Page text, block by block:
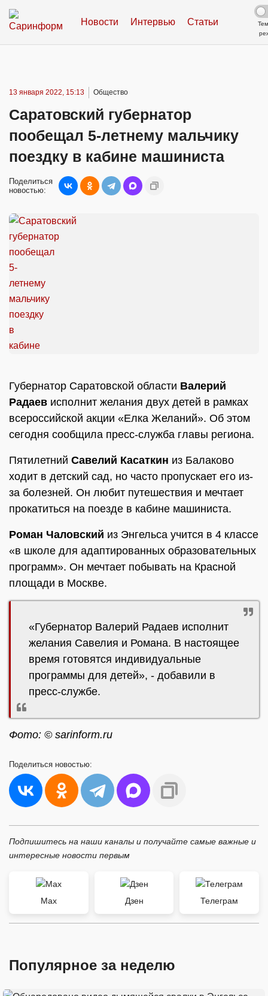
Новости Интервью Статьи
13 января 2022, 15:13 Общество
Саратовский губернатор
пообещал 5-летнему мальчику
поездку в кабине машиниста
Поделиться
новостью:
Губернатор Саратовской области Валерий
Радаев исполнит желания двух детей в рамках
всероссийской акции «Елка Желаний». Об этом
сегодня сообщила пресс-служба главы региона.
Пятилетний Савелий Касаткин из Балаково
ходит в детский сад, но часто пропускает его из-
за болезней. Он любит путешествия и мечтает
прокатиться на поезде в кабине машиниста.
Роман Чаловский из Энгельса учится в 4 классе
«в школе для адаптированных образовательных
программ». Он мечтает побывать на Красной
площади в Москве.
«Губернатор Валерий Радаев исполнит
желания Савелия и Романа. В настоящее
время готовятся индивидуальные
программы для детей», - добавили в
пресс-службе.
Фото: © sarinform.ru
Поделиться новостью:
Подпишитесь на наши каналы и получайте самые важные и
интересные новости первым
Max Дзен Телеграм
Популярное за неделю